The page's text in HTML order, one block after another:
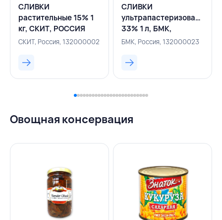
СЛИВКИ
растительные 15% 1
кг, СКИТ, РОССИЯ
СКИТ, Россия, 132000002
СЛИВКИ
ультрапастеризованные
33% 1 л, БМК,
РОССИЯ
БМК, Россия, 132000023
Овощная консервация